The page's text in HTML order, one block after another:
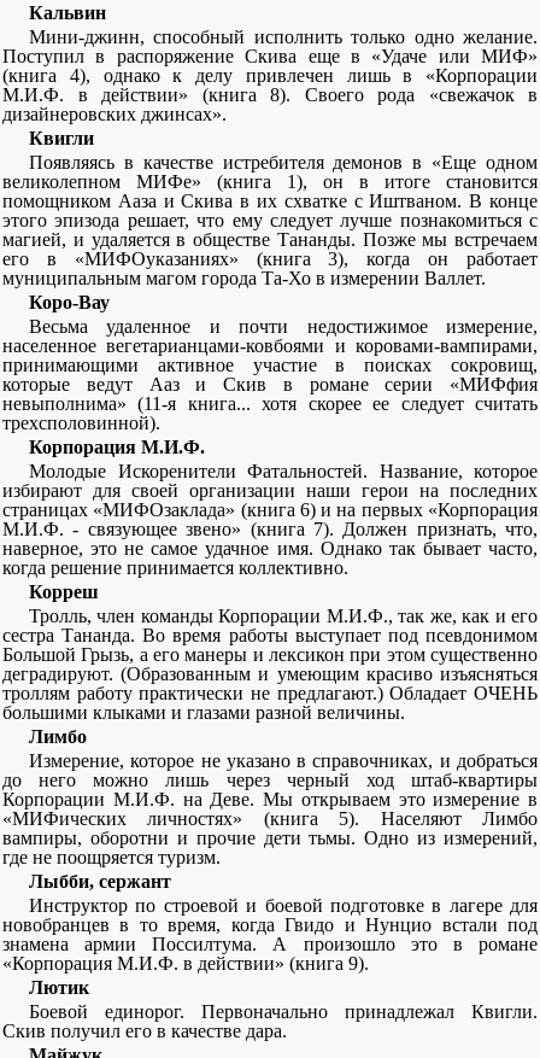
Кальвин
Мини-джинн, способный исполнить только одно желание.
Поступил в распоряжение Скива еще в «Удаче или МИФ»
(книга 4), однако к делу привлечен лишь в «Корпорации
М.И.Ф. в действии» (книга 8). Своего рода «свежачок в
дизайнеровских джинсах».
Квигли
Появляясь в качестве истребителя демонов в «Еще одном
великолепном МИФе» (книга 1), он в итоге становится
помощником Ааза и Скива в их схватке с Иштваном. В конце
этого эпизода решает, что ему следует лучше познакомиться с
магией, и удаляется в обществе Тананды. Позже мы встречаем
его в «МИФОуказаниях» (книга 3), когда он работает
муниципальным магом города Та-Хо в измерении Валлет.
Коро-Вау
Весьма удаленное и почти недостижимое измерение,
населенное вегетарианцами-ковбоями и коровами-вампирами,
принимающими активное участие в поисках сокровищ,
которые ведут Ааз и Скив в романе серии «МИФфия
невыполнима» (11-я книга... хотя скорее ее следует считать
трехсполовинной).
Корпорация М.И.Ф.
Молодые Искоренители Фатальностей. Название, которое
избирают для своей организации наши герои на последних
страницах «МИФОзаклада» (книга 6) и на первых «Корпорация
М.И.Ф. - связующее звено» (книга 7). Должен признать, что,
наверное, это не самое удачное имя. Однако так бывает часто,
когда решение принимается коллективно.
Корреш
Тролль, член команды Корпорации М.И.Ф., так же, как и его
сестра Тананда. Во время работы выступает под псевдонимом
Большой Грызь, а его манеры и лексикон при этом существенно
деградируют. (Образованным и умеющим красиво изъясняться
троллям работу практически не предлагают.) Обладает ОЧЕНЬ
большими клыками и глазами разной величины.
Лимбо
Измерение, которое не указано в справочниках, и добраться
до него можно лишь через черный ход штаб-квартиры
Корпорации М.И.Ф. на Деве. Мы открываем это измерение в
«МИФических личностях» (книга 5). Населяют Лимбо
вампиры, оборотни и прочие дети тьмы. Одно из измерений,
где не поощряется туризм.
Лыбби, сержант
Инструктор по строевой и боевой подготовке в лагере для
новобранцев в то время, когда Гвидо и Нунцио встали под
знамена армии Поссилтума. А произошло это в романе
«Корпорация М.И.Ф. в действии» (книга 9).
Лютик
Боевой единорог. Первоначально принадлежал Квигли.
Скив получил его в качестве дара.